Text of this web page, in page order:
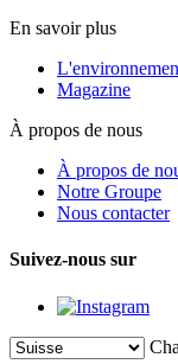
En savoir plus
Magazine
À propos de nous
À propos de
Notre Groupe
Nous contacter
Suivez-nous sur